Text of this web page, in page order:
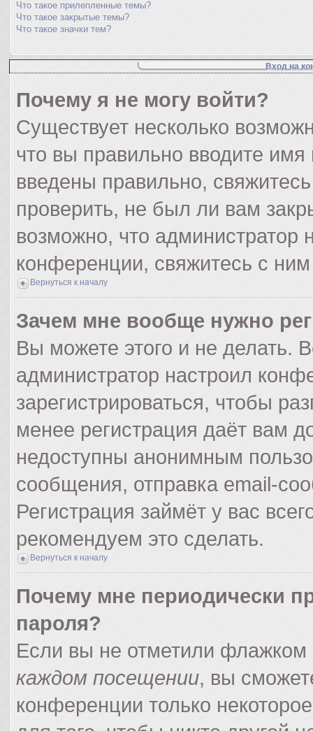
Что такое прилепленные темы?
Что такое закрытые темы?
Что такое значки тем?
Вход на
Почему я не могу войти?
Существует несколько
что вы правильно вводите
введены правильно,
проверить, не был ли вам
возможно, что администратор
конференции, свяжитесь с
Вернуться к началу
Зачем мне вообще нужно
Вы можете этого и не делать.
администратор настроил
зарегистрироваться, чтобы
менее регистрация даёт вам
недоступны анонимным
сообщения, отправка email-
Регистрация займёт у вас
рекомендуем это сделать.
Вернуться к началу
Почему мне периодически
пароля?
Если вы не отметили флажком
каждом посещении, вы
конференции только